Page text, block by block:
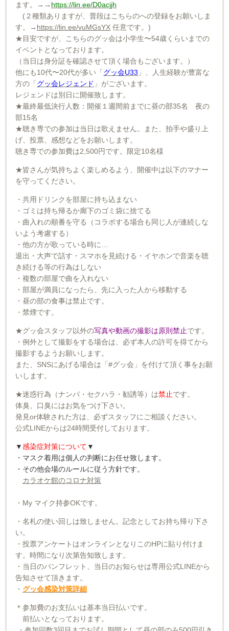
ます。→→ https://lin.ee/D0acjjh
(２種類ありますが、普段はこちらのへの登録をお願いしま
す。→ https://lin.ee/vuMGsYX 任意です。)
★目安ですが、こちらのグッ会は小学生〜54歳くらいまでの
イベントとなっております。
（当日は身分証を確認させて頂く場合もございます。）
他にも10代〜20代が多い「 グッ会U33 」、人生経験が豊富な
方の「 グッ会レジェンド 」がございます。
レジェンドは別日に開催致します。
★最終最低決行人数：開催１週間前までに昼の部35名 夜の
部15名
★聴き専での参加は当日は歌えません。また、拍手や盛り上
げ、投票、感想などをお願いします。
聴き専での参加費は2,500円です。限定10名様
★皆さんが気持ちよく楽しめるよう、開催中は以下のマナー
を守ってください。
・共用ドリンクを部屋に持ち込まない
・ゴミは持ち帰るか廊下のゴミ袋に捨てる
・曲入れの順番を守る（コラボする場合も同じ人が連続しな
いよう考慮する）
・他の方が歌っている時に…
退出・大声で話す・スマホを見続ける・イヤホンで音楽を聴
き続ける等の行為はしない
・複数の部屋で曲を入れない
・部屋が満員になったら、先に入った人から移動する
・昼の部の食事は禁止です。
・禁煙です。
★グッ会スタッフ以外の写真や動画の撮影は原則禁止です。
・例外として撮影をする場合は、必ず本人の許可を得てから
撮影するようお願いします。
また、SNSにあげる場合は「#グッ会」を付けて頂く事をお願
いします。
★迷惑行為（ナンパ・セクハラ・勧誘等）は禁止です。
体臭、口臭にはお気をつけ下さい。
発見or体験された方は、必ずスタッフにご相談ください。
公式LINEからは24時間受付しております。
▼感染症対策について ▼
・マスク着用は個人の判断にお任せ致します。
・その他会場のルールに従う方針です。
カラオケ館のコロナ対策
・My マイク持参OKです。
・名札の使い回しは致しません。記念としてお持ち帰り下さ
い。
・投票アンケートはオンラインとなりこのHPに貼り付けま
す。時間になり次第告知致します。
・当日のパンフレット、当日のお知らせは専用公式LINEから
告知させて頂きます。
・ グッ会感染対策詳細
＊参加費のお支払いは基本当日払いです。
前払いとなっております。